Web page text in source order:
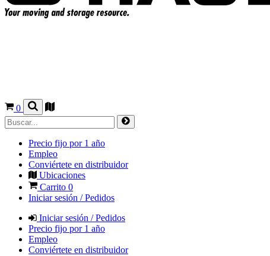
0
Precio fijo por 1 año
Empleo
Conviértete en distribuidor
Ubicaciones
Carrito 0
Iniciar sesión / Pedidos
Iniciar sesión / Pedidos
Precio fijo por 1 año
Empleo
Conviértete en distribuidor